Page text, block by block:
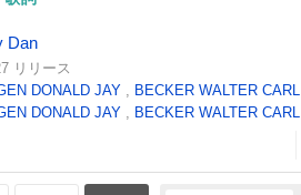
Dan
リリース
DONALD JAY , BECKER WALTER CARL
DONALD JAY , BECKER WALTER CARL